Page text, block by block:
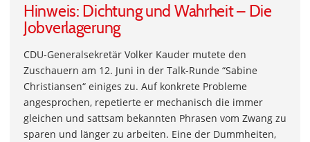
Hinweis: Dichtung und Wahrheit – Die
Jobverlagerung
CDU-Generalsekretär Volker Kauder mutete den
Zuschauern am 12. Juni in der Talk-Runde “Sabine
Christiansen“ einiges zu. Auf konkrete Probleme
angesprochen, repetierte er mechanisch die immer
gleichen und sattsam bekannten Phrasen vom Zwang zu
sparen und länger zu arbeiten. Eine der Dummheiten,